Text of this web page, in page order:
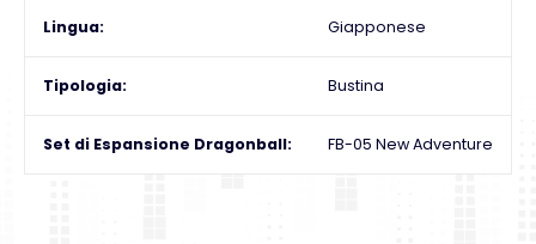
Lingua Giapponese
Tipologia Bustina
Set di Espansione Dragonball FB-05 New Adventure